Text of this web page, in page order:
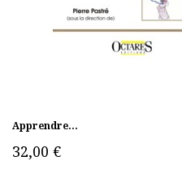
Apprendre...
32,00 €